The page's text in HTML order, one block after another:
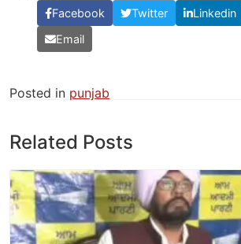
Facebook Twitter Linkedin
Email
Posted in punjab
Related Posts